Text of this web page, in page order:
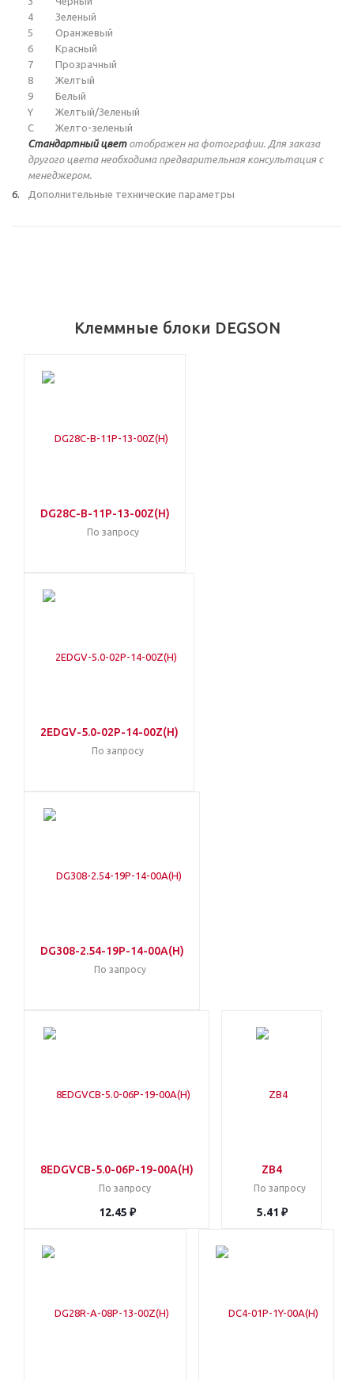
4
Зеленый
5
Оранжевый
6
Красный
7
Прозрачный
8
Желтый
9
Белый
Y
Желтый/Зеленый
C
Желто-зеленый
Стандартный цветотображен на фотографии. Для заказа
другого цвета необходима предварительная консультация с
менеджером.
Дополнительные технические параметры
Клеммные блоки DEGSON
DG28C-B-11P-13-00Z(H)
По запросу
2EDGV-5.0-02P-14-00Z(H)
По запросу
DG308-2.54-19P-14-00A(H)
По запросу
8EDGVCB-5.0-06P-19-00A(H)
По запросу
12.45 ₽
ZB4
По запросу
5.41 ₽